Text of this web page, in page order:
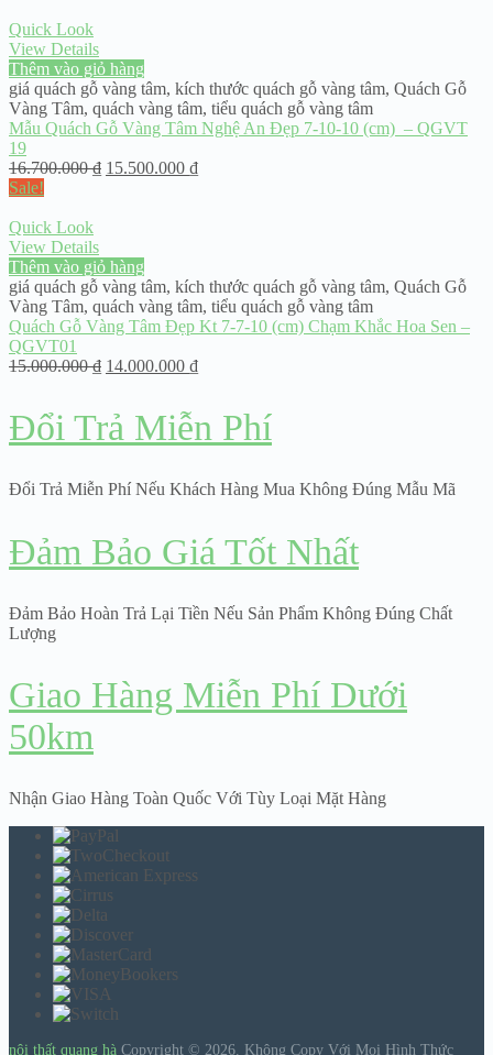
Quick Look
View Details
Thêm vào giỏ hàng
giá quách gỗ vàng tâm, kích thước quách gỗ vàng tâm, Quách Gỗ
Vàng Tâm, quách vàng tâm, tiểu quách gỗ vàng tâm
Mẫu Quách Gỗ Vàng Tâm Nghệ An Đẹp 7-10-10 (cm) – QGVT
19
16.700.000₫ 15.500.000 ₫
Sale!
Quick Look
View Details
Thêm vào giỏ hàng
giá quách gỗ vàng tâm, kích thước quách gỗ vàng tâm, Quách Gỗ
Vàng Tâm, quách vàng tâm, tiểu quách gỗ vàng tâm
Quách Gỗ Vàng Tâm Đẹp Kt 7-7-10 (cm) Chạm Khắc Hoa Sen –
QGVT01
15.000.000₫ 14.000.000 ₫
Đổi Trả Miễn Phí
Đổi Trả Miễn Phí Nếu Khách Hàng Mua Không Đúng Mẫu Mã
Đảm Bảo Giá Tốt Nhất
Đảm Bảo Hoàn Trả Lại Tiền Nếu Sản Phẩm Không Đúng Chất
Lượng
Giao Hàng Miễn Phí Dưới
50km
Nhận Giao Hàng Toàn Quốc Với Tùy Loại Mặt Hàng
nội thất quang hà Copyright © 2026. Không Copy Với Mọi Hình Thức